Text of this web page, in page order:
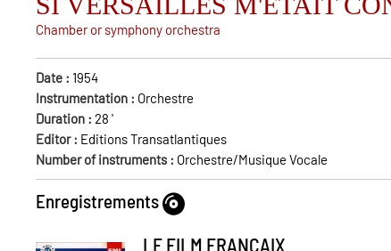
Chamber or symphony orchestra
Date : 1954
Instrumentation : Orchestre
Duration : 28 '
Editor : Editions Transatlantiques
Number of instruments : Orchestre/Musique Vocale
Enregistrements
LE FILM FRANCAIX